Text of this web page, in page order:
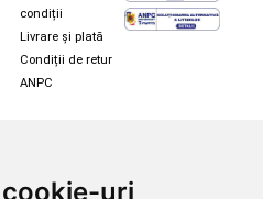
uri
condiții
Livrare și plată
Condiții de retur
ANPC